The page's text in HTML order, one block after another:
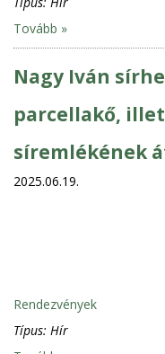
Tovább »
Nagy Iván
parcellakő,
síremlékének
2025.06.19.
Rendezvények
Típus: Hír